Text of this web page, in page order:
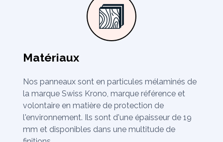
Matériaux
Nos panneaux sont en particules mélaminés de
la marque Swiss Krono, marque référence et
volontaire en matière de protection de
l'environnement. Ils sont d'une épaisseur de 19
mm et disponibles dans une multitude de